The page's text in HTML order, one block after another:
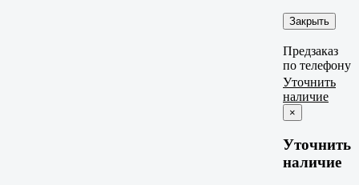
Закрыть
Предзаказ
по телефону
Уточнить
наличие
×
Уточнить
наличие